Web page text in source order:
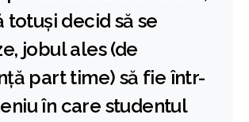
totuși decid să se
jobul ales (de
part time) să fie într-
în care studentul